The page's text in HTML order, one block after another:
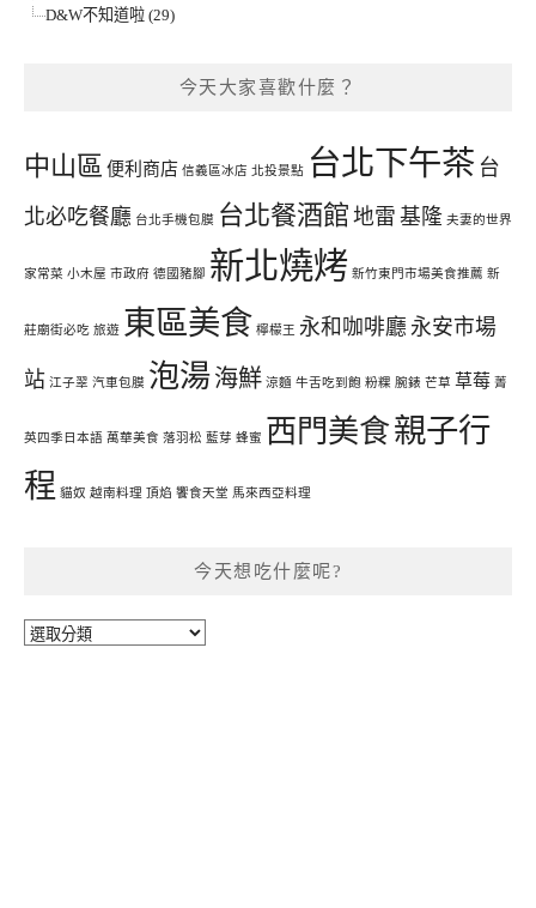
D&W不知道啦 (29)
今天大家喜歡什麼？
中山區 便利商店 信義區冰店 北投景點 台北下午茶 台
北必吃餐廳 台北手機包膜 台北餐酒館 地雷 基隆 夫妻的世界
家常菜 小木屋 市政府 德國豬腳 新北燒烤 新竹東門市場美食推薦 新
莊廟街必吃 旅遊 東區美食 檸檬王 永和咖啡廳 永安市場
站 江子翠 汽車包膜 泡湯海鮮 涼麵 牛舌吃到飽 粉粿 腕錶 芒草 草莓 菁
英四季日本語 萬華美食 落羽松 藍芽 蜂蜜 西門美食親子行
程 貓奴 越南料理 頂焰 饗食天堂 馬來西亞料理
今天想吃什麼呢?
今